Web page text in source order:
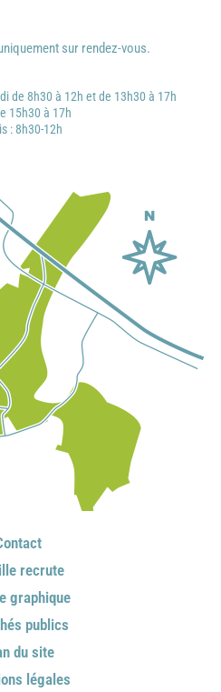
sur rendez-vous.
de 8h30 à 12h et de 13h30 à 17h
15h30 à 17h
: 8h30-12h
recrute
graphique
publics
du site
légales